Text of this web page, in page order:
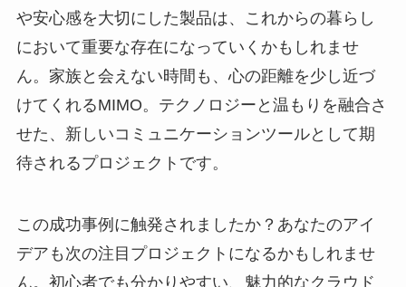
や安心感を大切にした製品は、これからの暮らし
において重要な存在になっていくかもしれませ
ん。家族と会えない時間も、心の距離を少し近づ
けてくれるMIMO。テクノロジーと温もりを融合さ
せた、新しいコミュニケーションツールとして期
待されるプロジェクトです。
この成功事例に触発されましたか？あなたのアイ
デアも次の注目プロジェクトになるかもしれませ
ん。初心者でも分かりやすい、魅力的なクラウド